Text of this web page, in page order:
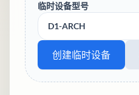
临时设备型号
创建临时设备